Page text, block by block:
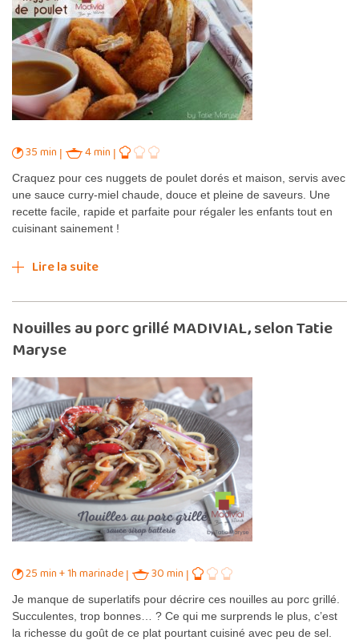
35 min 4 min
Craquez pour ces nuggets de poulet dorés et maison, servis avec
une sauce curry-miel chaude, douce et pleine de saveurs. Une
recette facile, rapide et parfaite pour régaler les enfants tout en
cuisinant sainement !
Lire la suite
Nouilles au porc grillé MADIVIAL, selon Tatie
Maryse
25 min + 1h marinade 30 min
Je manque de superlatifs pour décrire ces nouilles au porc grillé.
Succulentes, trop bonnes… ? Ce qui me surprends le plus, c’est
la richesse du goût de ce plat pourtant cuisiné avec peu de sel.